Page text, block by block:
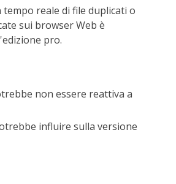
tempo reale di file duplicati o
sui browser Web è
pro.
non essere reattiva a
influire sulla versione